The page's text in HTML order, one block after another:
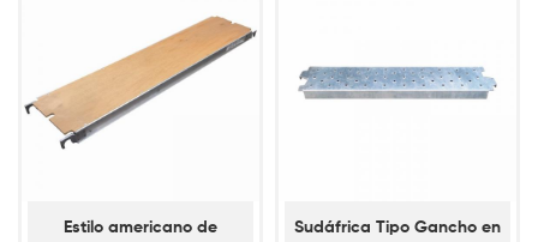
Estilo americano de Sudáfrica Tipo Gancho en